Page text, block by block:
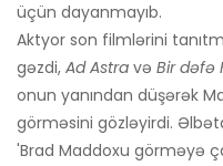
üçün dayanmayıb.
Aktyor son filmlərini
gəzdi, Ad Astra və Bir dəfə
onun yanından düşərək
görməsini gözləyirdi.
'Brad Maddoxu görməyə